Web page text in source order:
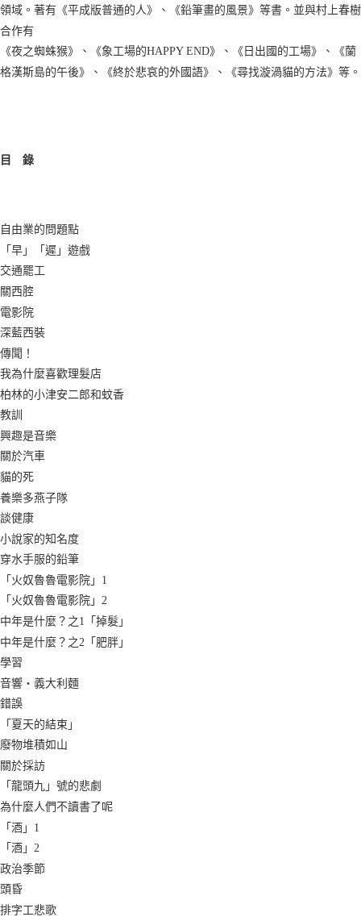
領域。著有《平成版普通的人》、《鉛筆畫的風景》等書。並與村上春樹
合作有
《夜之蜘蛛猴》、《象工場的HAPPY END》、《日出國的工場》、《蘭
格漢斯島的午後》、《終於悲哀的外國語》、《尋找漩渦貓的方法》等。
目 錄
自由業的問題點
「早」「遲」遊戲
交通罷工
關西腔
電影院
深藍西裝
傳聞！
我為什麼喜歡理髮店
柏林的小津安二郎和蚊香
教訓
興趣是音樂
關於汽車
貓的死
養樂多燕子隊
談健康
小說家的知名度
穿水手服的鉛筆
「火奴魯魯電影院」1
「火奴魯魯電影院」2
中年是什麼？之1「掉髮」
中年是什麼？之2「肥胖」
學習
音響‧義大利麵
錯誤
「夏天的結束」
廢物堆積如山
關於採訪
「龍頭九」號的悲劇
為什麼人們不讀書了呢
「酒」1
「酒」2
政治季節
頭昏
排字工悲歌